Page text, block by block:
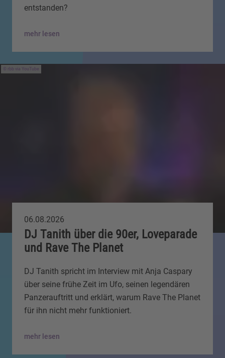
entstanden?
mehr lesen
rbb via YouTube
06.08.2026
DJ Tanith über die 90er, Loveparade
und Rave The Planet
DJ Tanith spricht im Interview mit Anja Caspary
über seine frühe Zeit im Ufo, seinen legendären
Panzerauftritt und erklärt, warum Rave The Planet
für ihn nicht mehr funktioniert.
mehr lesen